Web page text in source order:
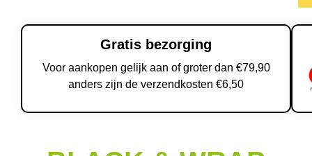
Gratis bezorging
Voor aankopen gelijk aan of groter dan €79,90
anders zijn de verzendkosten €6,50